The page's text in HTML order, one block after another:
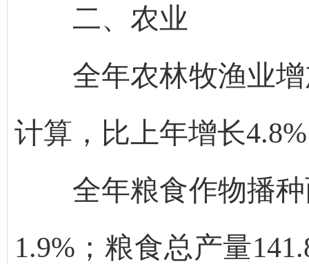
二、农业
全年农林牧渔业增
计算，比上年增长
全年粮食作物播种
1.9%；粮食总产量